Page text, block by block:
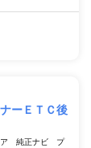
ーＥＴＣ後
ア 純正ナビ プ